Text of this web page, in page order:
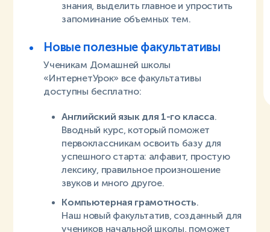
знания, выделить главное и упростить
запоминание объемных тем.
Новые полезные факультативы
Ученикам Домашней школы
«ИнтернетУрок» все факультативы
доступны бесплатно:
Английский язык для 1-го класса.
Вводный курс, который поможет
первоклассникам освоить базу для
успешного старта: алфавит, простую
лексику, правильное произношение
звуков и много другое.
Компьютерная грамотность.
Наш новый факультатив, созданный для
учеников начальной школы, поможет